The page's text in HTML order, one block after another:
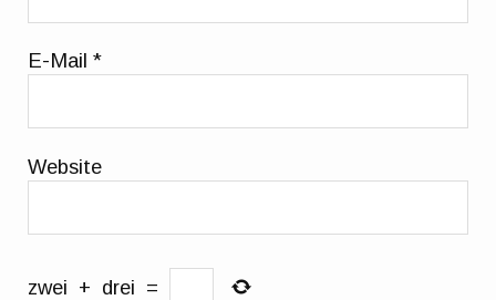
E-Mail*
Website
zwei + drei =